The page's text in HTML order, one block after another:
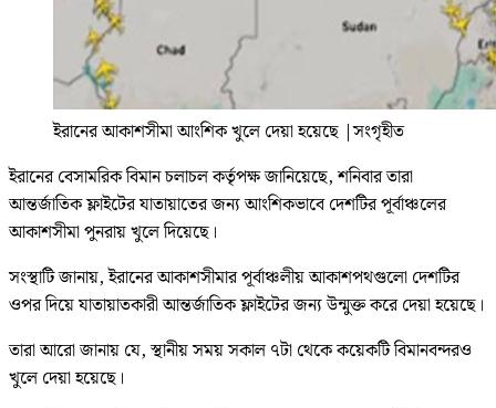
ইরানের আকাশসীমা আংশিক খুলে দেয়া হয়েছে |সংগৃহীত
ইরানের বেসামরিক বিমান চলাচল কর্তৃপক্ষ জানিয়েছে, শনিবার তারা
আন্তর্জাতিক ফ্লাইটের যাতায়াতের জন্য আংশিকভাবে দেশটির পূর্বাঞ্চলের
আকাশসীমা পুনরায় খুলে দিয়েছে।
সংস্থাটি জানায়, ইরানের আকাশসীমার পূর্বাঞ্চলীয় আকাশপথগুলো দেশটির
ওপর দিয়ে যাতায়াতকারী আন্তর্জাতিক ফ্লাইটের জন্য উন্মুক্ত করে দেয়া হয়েছে।
তারা আরো জানায় যে, স্থানীয় সময় সকাল ৭টা থেকে কয়েকটি বিমানবন্দরও
খুলে দেয়া হয়েছে।